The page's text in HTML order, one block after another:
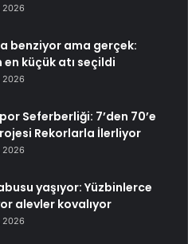
2026
benziyor ama gerçek:
en küçük atı seçildi
2026
Seferberliği: 7’den 70’e
Rekorlarla İlerliyor
2026
yaşıyor: Yüzbinlerce
alevler kovalıyor
2026